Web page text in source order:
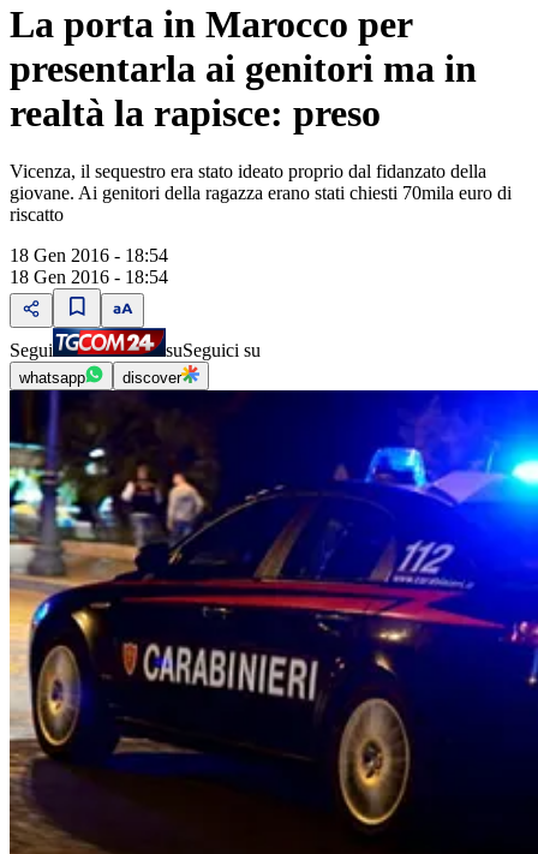
La porta in Marocco per
presentarla ai genitori ma in
realtà la rapisce: preso
Vicenza, il sequestro era stato ideato proprio dal fidanzato della
giovane. Ai genitori della ragazza erano stati chiesti 70mila euro di
riscatto
18 Gen 2016 - 18:54
18 Gen 2016 - 18:54
Segui suSeguici su
whatsapp discover